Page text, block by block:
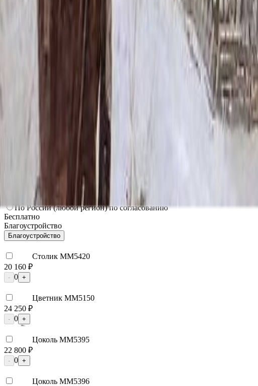
Без установки
Мос. Обл. (от МКАД до 50 км)
Мос. Обл. (от МКАД до 100 км)
Мос. Обл. (от МКАД до 150 км)
По России (любой регион) по согласованию
Бесплатно
Благоустройство
Благоустройство
Столик ММ5420
20 160 ₽
- 0 +
Цветник ММ5150
24 250 ₽
- 0 +
Цоколь ММ5395
22 800 ₽
- 0 +
Цоколь ММ5396